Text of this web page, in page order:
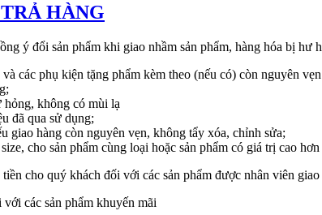
HÀNG
ý đổi sản phẩm khi giao nhầm sản phẩm, hàng hóa bị
các phụ kiện tặng phẩm kèm theo (nếu có) còn nguyên
hỏng, không có mùi lạ
đã qua sử dụng;
giao hàng còn nguyên vẹn, không tẩy xóa, chỉnh sửa;
cho sản phẩm cùng loại hoặc sản phẩm có giá trị cao hơn
cho quý khách đối với các sản phẩm được nhân viên
các sản phẩm khuyến mãi